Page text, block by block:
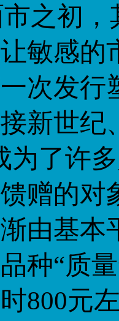
市之初
敏感
次发行
新世纪
为了许
赠的对
由基本
种“质
800元